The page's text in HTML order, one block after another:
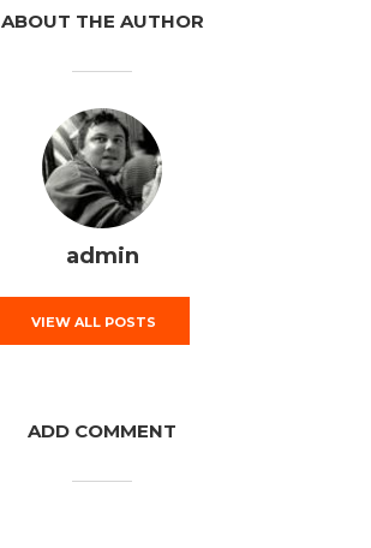
ABOUT THE AUTHOR
admin
VIEW ALL POSTS
ADD COMMENT